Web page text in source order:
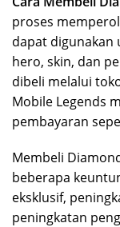
proses
dapat digunakan
hero, skin, dan
dibeli melalui
Mobile Legends
pembayaran
Membeli
beberapa
eksklusif,
peningkatan